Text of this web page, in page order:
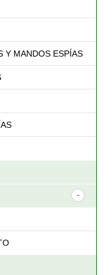
Y MANDOS ESPÍAS